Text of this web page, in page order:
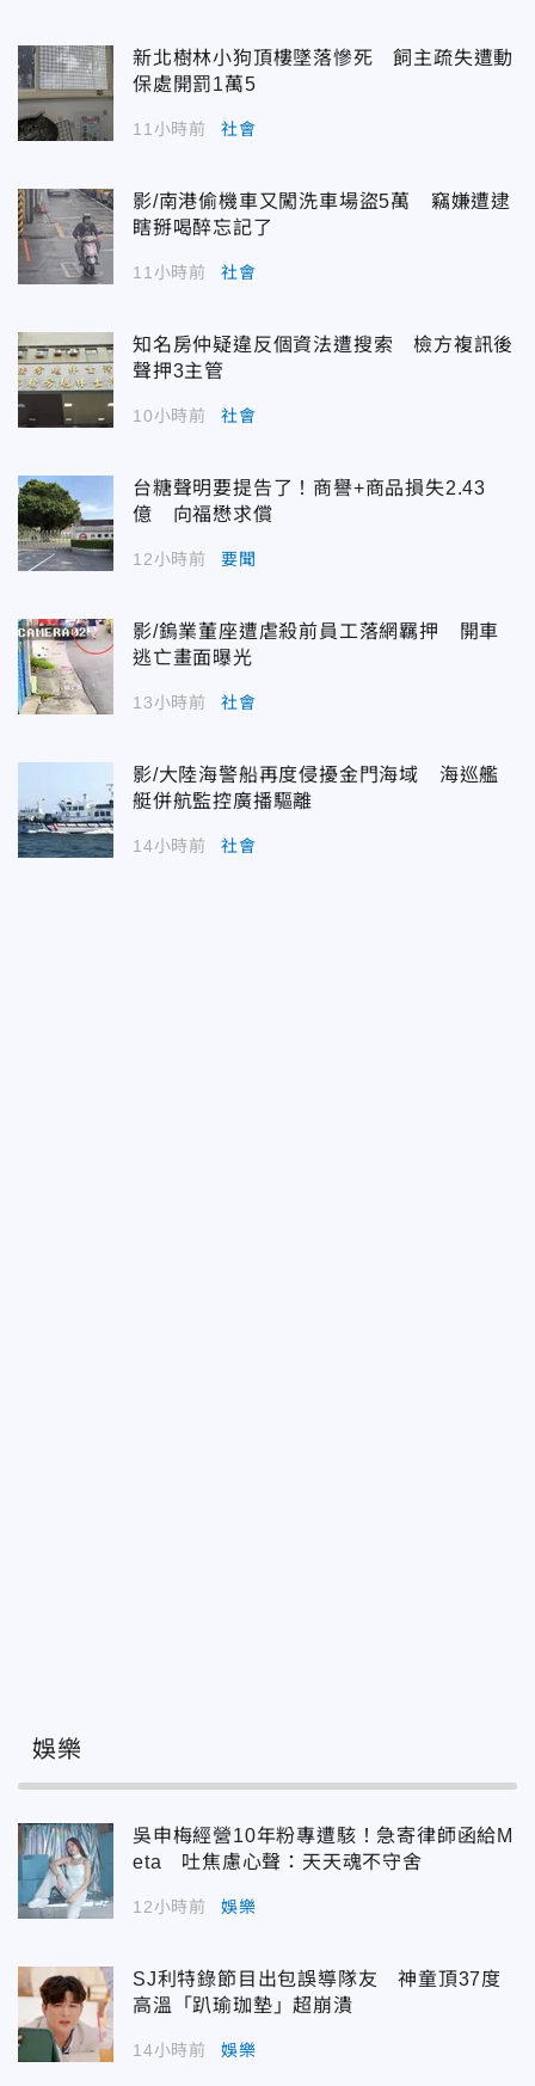
新北樹林小狗頂樓墜落慘死 飼主疏失遭動
保處開罰1萬5
11小時前 社會
影/南港偷機車又闖洗車場盜5萬 竊嫌遭逮
瞎掰喝醉忘記了
11小時前 社會
知名房仲疑違反個資法遭搜索 檢方複訊後
聲押3主管
10小時前 社會
台糖聲明要提告了！商譽+商品損失2.43
億 向福懋求償
12小時前 要聞
影/鎢業董座遭虐殺前員工落網羈押 開車
逃亡畫面曝光
13小時前 社會
影/大陸海警船再度侵擾金門海域 海巡艦
艇併航監控廣播驅離
14小時前 社會
娛樂
吳申梅經營10年粉專遭駭！急寄律師函給M
eta 吐焦慮心聲：天天魂不守舍
12小時前 娛樂
SJ利特錄節目出包誤導隊友 神童頂37度
高溫「趴瑜珈墊」超崩潰
14小時前 娛樂